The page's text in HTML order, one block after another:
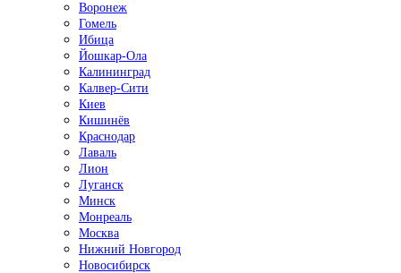
Воронеж
Гомель
Ибица
Йошкар-Ола
Калининград
Калвер-Сити
Киев
Кишинёв
Краснодар
Лаваль
Лион
Луганск
Минск
Монреаль
Москва
Нижний Новгород
Новосибирск